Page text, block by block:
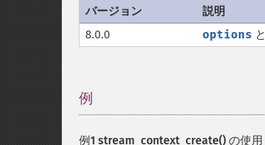
バージョン
説明
8.0.0
options と
例
例1 stream_context_create() の使用